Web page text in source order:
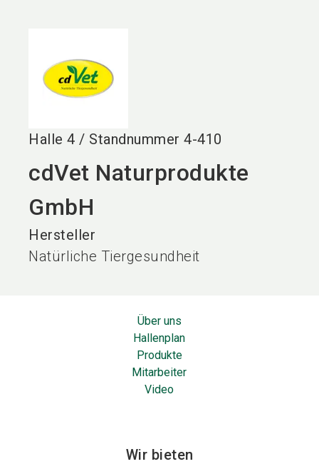
Halle 4 / Standnummer 4-410
cdVet Naturprodukte
GmbH
Hersteller
Natürliche Tiergesundheit
Über uns
Hallenplan
Produkte
Mitarbeiter
Video
Wir bieten